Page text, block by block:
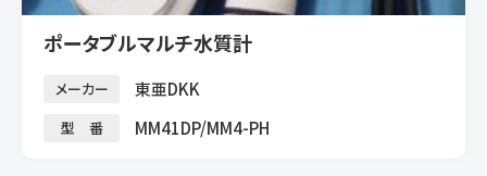
ポータブルマルチ水質計
メーカー 東亜DKK
型 番 MM41DP/MM4-PH